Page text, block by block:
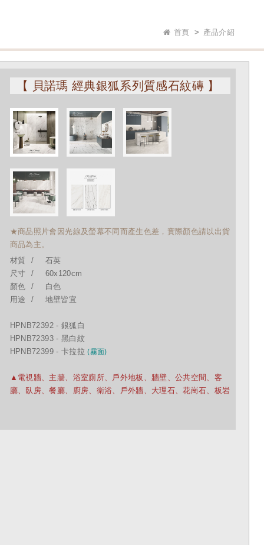
首頁 產品介紹
【 貝諾瑪 經典銀狐系列質感石紋磚 】
★商品照片會因光線及螢幕不同而產生色差，實際顏色請以出貨
商品為主。
材質
石英
尺寸
60x120cm
顏色
白色
用途
地壁皆宜
HPNB72392 - 銀狐白
HPNB72393 - 黑白紋
HPNB72399 - 卡拉拉(霧面)
▲電視牆、主牆、浴室廁所、戶外地板、牆壁、公共空間、客
廳、臥房、餐廳、廚房、衛浴、戶外牆、大理石、花崗石、板岩